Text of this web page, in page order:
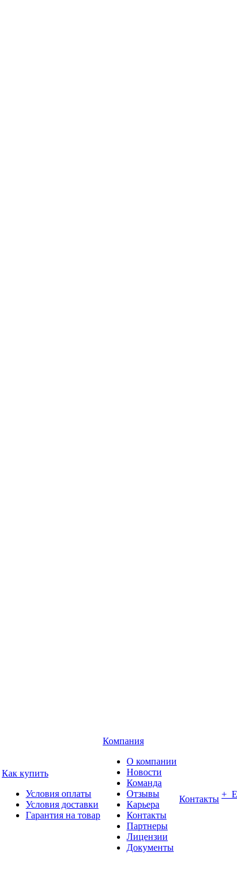
Как купить
Условия оплаты
Условия доставки
Гарантия на товар
Компания
О компании
Новости
Команда
Отзывы
Карьера
Контакты
Партнеры
Лицензии
Документы
Контакты +